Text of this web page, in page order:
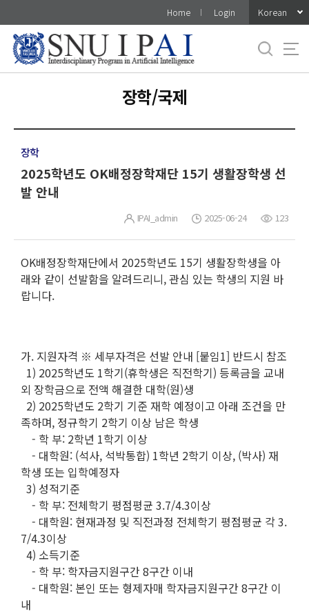
로
메
Home Login Korean
장학/국제
장학
2025학년도 OK배정장학재단 15기 생활장학생 선
발 안내
IPAI_admin 2025-06-24 123
OK배정장학재단에서 2025학년도 15기 생활장학생을 아
래와 같이 선발함을 알려드리니, 관심 있는 학생의 지원 바
랍니다.
가. 지원자격 ※ 세부자격은 선발 안내 [붙임1] 반드시 참조
1) 2025학년도 1학기(휴학생은 직전학기) 등록금을 교내
외 장학금으로 전액 해결한 대학(원)생
2) 2025학년도 2학기 기준 재학 예정이고 아래 조건을 만
족하며, 정규학기 2학기 이상 남은 학생
- 학 부: 2학년 1학기 이상
- 대학원: (석사, 석박통합) 1학년 2학기 이상, (박사) 재
학생 또는 입학예정자
3) 성적기준
- 학 부: 전체학기 평점평균 3.7/4.3이상
- 대학원: 현재과정 및 직전과정 전체학기 평점평균 각 3.
7/4.3이상
4) 소득기준
- 학 부: 학자금지원구간 8구간 이내
- 대학원: 본인 또는 형제자매 학자금지원구간 8구간 이
내